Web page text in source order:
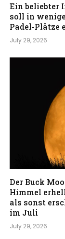
Ein beliebter
soll in
Padel-Plätze
July 29, 2026
Der Buck
Himmel
als sonst
im Juli
July 29, 2026